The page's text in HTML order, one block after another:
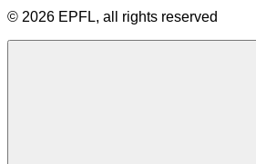
© 2026 EPFL, all rights reserved